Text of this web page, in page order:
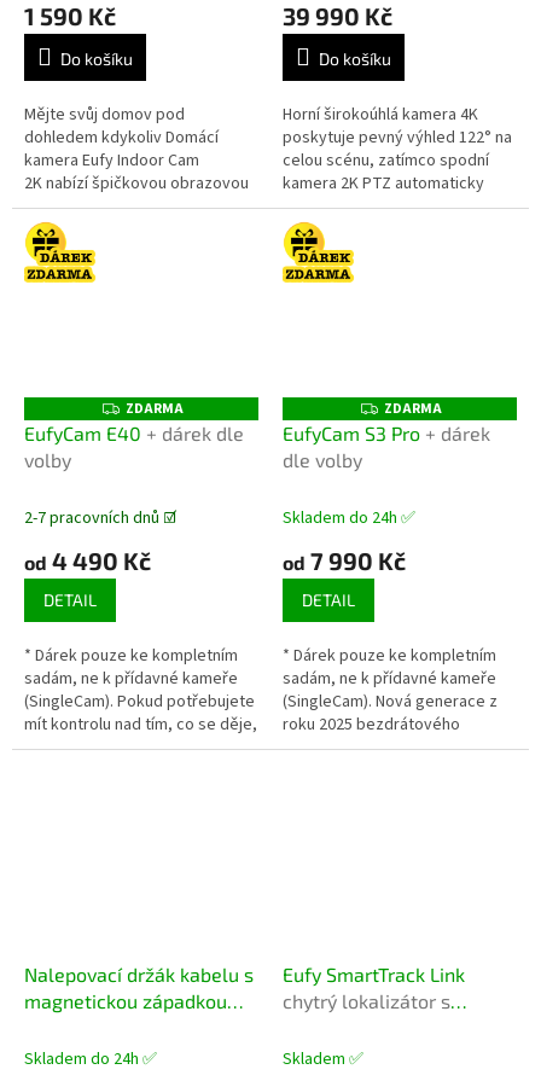
1 590 Kč
Do košíku
Mějte svůj domov pod
dohledem kdykoliv Domácí
kamera Eufy Indoor Cam
2K nabízí špičkovou obrazovou
kvalitu, obousměrnou
komunikaci a široké možnosti
sledování...
39 990 Kč
Do košíku
Horní širokoúhlá kamera 4K
poskytuje pevný výhled 122° na
celou scénu, zatímco spodní
kamera 2K PTZ automaticky
zaostří až na vzdálenost 50
metrů. Když horní kamera
detekuje...
Z
D
A
ZDARMA
EufyCam E40 + dárek dle
volby
2-7 pracovních dnů ☑️
od 4 490 Kč
DETAIL
* Dárek pouze ke kompletním
sadám, ne k přídavné kameře
(SingleCam). Pokud potřebujete
mít kontrolu nad tím, co se děje,
můžete se spolehnout na výkon
Z
D
A
ZDARMA
EufyCam S3 Pro + dárek
dle volby
Skladem do 24h ✅
od 7 990 Kč
DETAIL
* Dárek pouze ke kompletním
sadám, ne k přídavné kameře
(SingleCam). Nová generace z
roku 2025 bezdrátového
domácího zapezpečovacího
Nalepovací držák kabelu s
magnetickou západkou
Skladem do 24h ✅
Eufy SmartTrack Link
chytrý lokalizátor s
Skladem ✅